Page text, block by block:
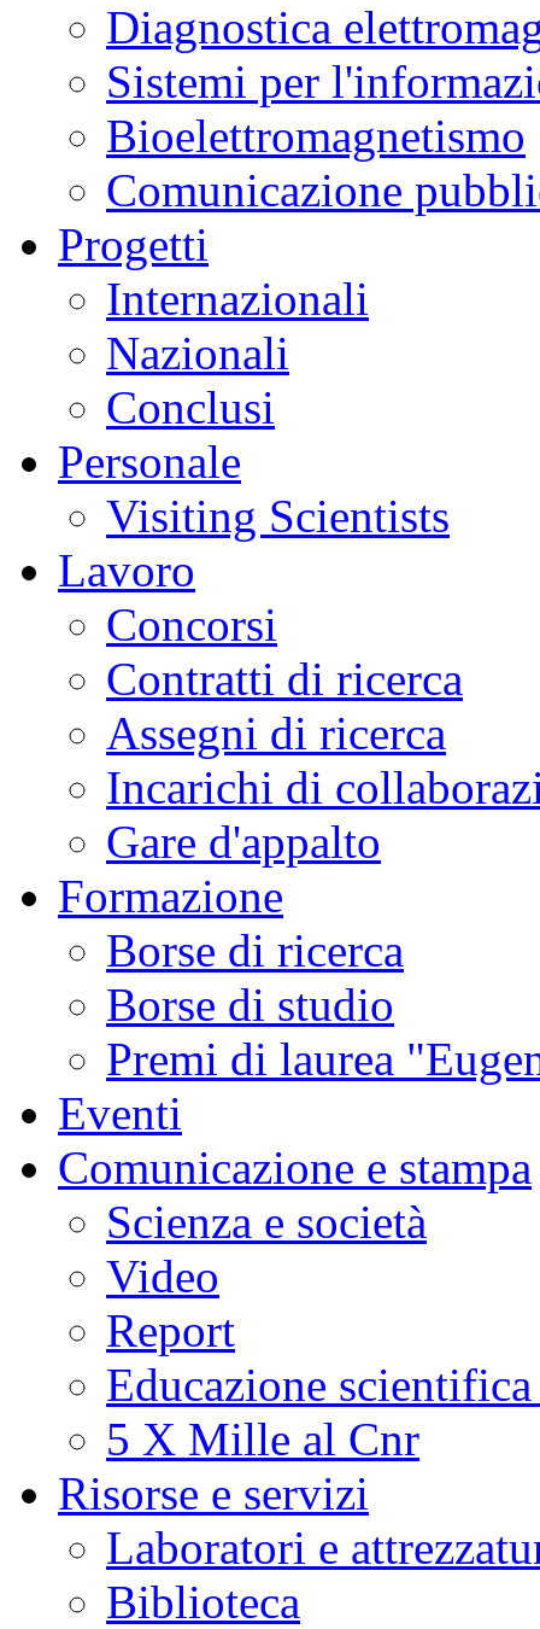
Diagnostica
Sistemi per
Bioelettromagnetismo
Comunicazione
Progetti
Internazionali
Nazionali
Conclusi
Personale
Visiting Scientists
Lavoro
Concorsi
Contratti di ricerca
Assegni di ricerca
Incarichi di
Gare d'appalto
Formazione
Borse di ricerca
Borse di studio
Premi di laurea
Eventi
Comunicazione e stampa
Scienza e società
Video
Report
Educazione
5 X Mille al Cnr
Risorse e servizi
Laboratori e
Biblioteca